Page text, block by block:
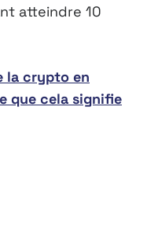
atteindre 10
la crypto en
que cela signifie